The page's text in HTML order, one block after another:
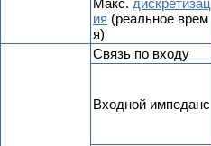
Макс. дискретизац
ия (реальное врем
я)
Связь по входу
Входной импеданс